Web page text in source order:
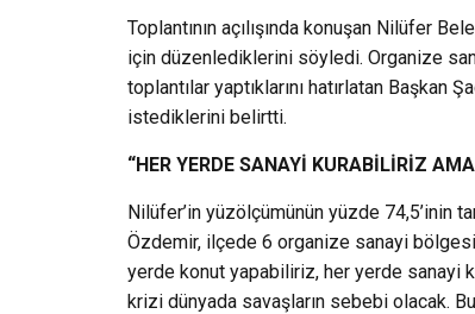
Toplantının açılışında konuşan Nilüfer
için düzenlediklerini söyledi. Organize
toplantılar yaptıklarını hatırlatan Başkan
istediklerini belirtti.
“HER YERDE SANAYİ KURABİLİRİZ
Nilüfer’in yüzölçümünün yüzde 74,5’inin
Özdemir, ilçede 6 organize sanayi
yerde konut yapabiliriz, her yerde sanayi
krizi dünyada savaşların sebebi olacak.